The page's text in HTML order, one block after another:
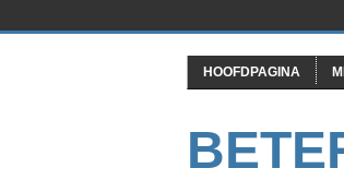
HOOFDPAGINA